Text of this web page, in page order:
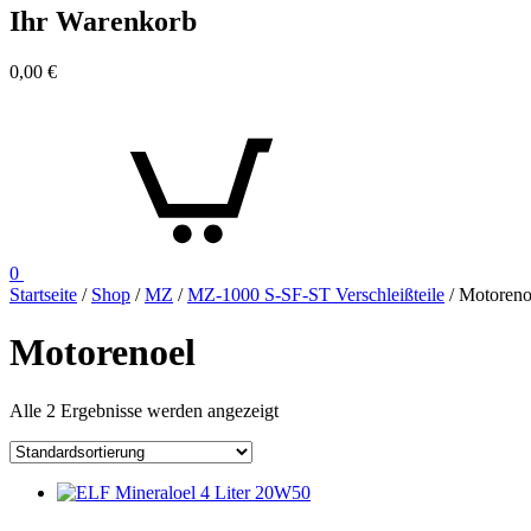
Ihr Warenkorb
0,00 €
0
Startseite / Shop /MZ /MZ-1000 S-SF-ST Verschleißteile /
Motorenoel
Alle 2 Ergebnisse werden angezeigt